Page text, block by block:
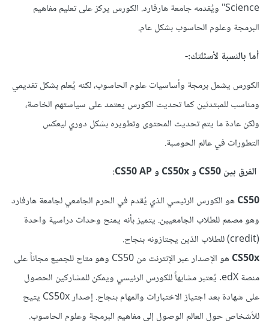
Science" ويُقدمه جامعة هارفارد. الكورس يركز على تعليم مفاهيم
البرمجة وعلوم الحاسوب بشكل عام.
أما بالنسبة لأسئلتك:-
الكورس يشمل برمجة وأساسيات علوم الحاسوب، لكنه يُعلم بشكل تقديمي
ومناسب للمبتدئين كما تحديث الكورس يعتمد على سياستهم الخاصة،
ولكن عادة ما يتم تحديث المحتوى وتطويره بشكل دوري ليعكس
التطورات في عالم الحوسبة.
الفرق بين CS50 و CS50x و CS50 AP:
CS50 هو الكورس الرئيسي الذي يُقدم في الحرم الجامعي لجامعة هارفارد
وهو مصمم للطلاب الجامعيين. يتميز بأنه يمنح وحدات دراسية واحدة
CS50x
هو الإصدار عبر الإنترنت من CS50 وهو متاح للجميع مجاناً على
منصة edX. يُعتبر مشابهاً للكورس الرئيسي ويمكن للمشاركين الحصول
على شهادة بعد اجتياز الاختبارات والمهام بنجاح. إصدار CS50x يتيح
للأشخاص حول العالم الوصول إلى مفاهيم البرمجة وعلوم الحاسوب.